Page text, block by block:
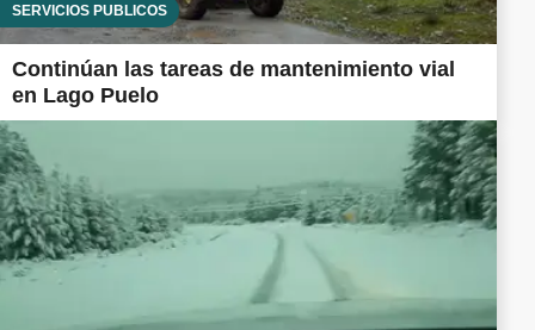
SERVICIOS PÚBLICOS
Continúan las tareas de mantenimiento vial
en Lago Puelo